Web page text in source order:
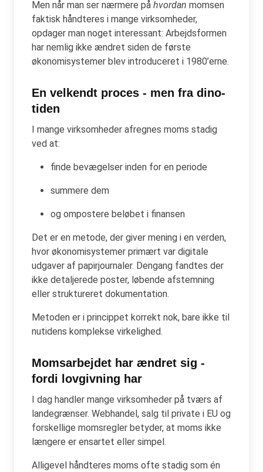
Men når man ser nærmere på hvordan momsen
faktisk håndteres i mange virksomheder,
opdager man noget interessant: Arbejdsformen
har nemlig ikke ændret siden de første
økonomisystemer blev introduceret i 1980’erne.
En velkendt proces - men fra dino-
tiden
I mange virksomheder afregnes moms stadig
ved at:
finde bevægelser inden for en periode
summere dem
og ompostere beløbet i finansen
Det er en metode, der giver mening i en verden,
hvor økonomisystemer primært var digitale
udgaver af papirjournaler. Dengang fandtes der
ikke detaljerede poster, løbende afstemning
eller struktureret dokumentation.
Metoden er i princippet korrekt nok, bare ikke til
nutidens komplekse virkelighed.
Momsarbejdet har ændret sig -
fordi lovgivning har
I dag handler mange virksomheder på tværs af
landegrænser. Webhandel, salg til private i EU og
forskellige momsregler betyder, at moms ikke
længere er ensartet eller simpel.
Alligevel håndteres moms ofte stadig som én